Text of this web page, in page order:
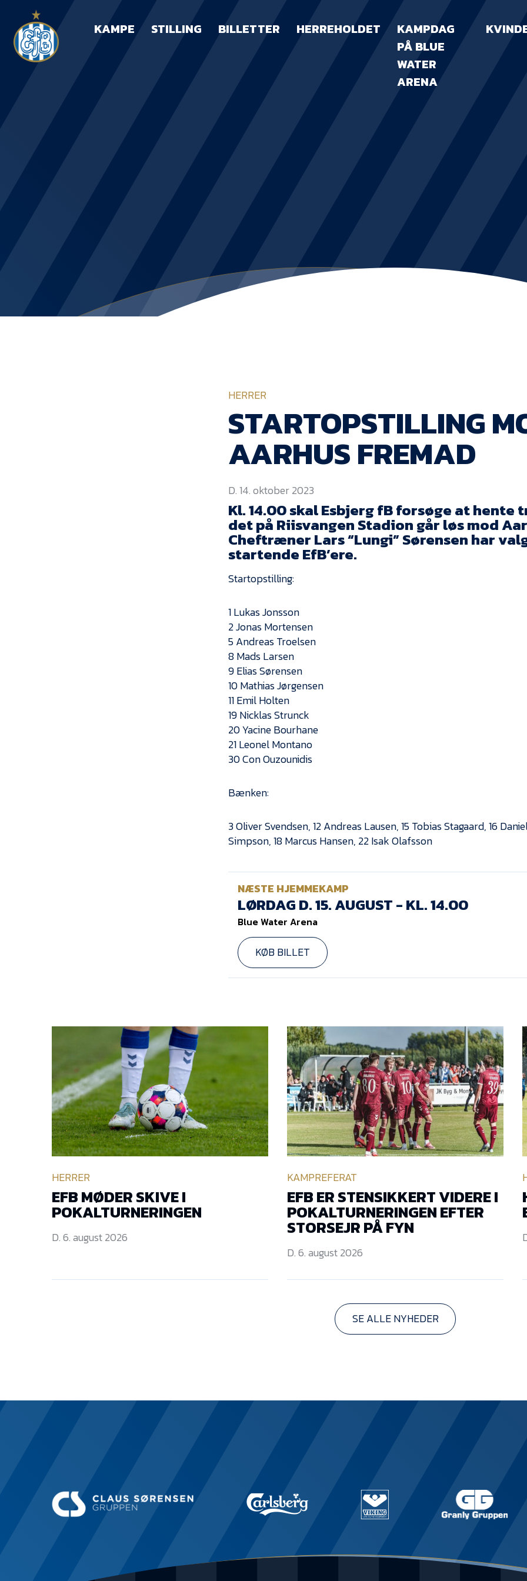
KAMPE STILLING BILLETTER HERREHOLDET
KAMPDAG
PÅ BLUE
WATER
ARENA
HERRER
STARTOPSTILLING
AARHUS FREMAD
D. 14. oktober 2023
Kl. 14.00 skal Esbjerg fB forsøge at hente
det på Riisvangen Stadion går løs mod
Cheftræner Lars “Lungi” Sørensen har
startende EfB’ere.
Startopstilling:
1 Lukas Jonsson
2 Jonas Mortensen
5 Andreas Troelsen
8 Mads Larsen
9 Elias Sørensen
10 Mathias Jørgensen
11 Emil Holten
19 Nicklas Strunck
20 Yacine Bourhane
21 Leonel Montano
30 Con Ouzounidis
Bænken:
3 Oliver Svendsen, 12 Andreas Lausen, 15 Tobias Stagaard, 16
Simpson, 18 Marcus Hansen, 22 Isak Olafsson
NÆSTE HJEMMEKAMP
LØRDAG D. 15. AUGUST - KL. 14.00
Blue Water Arena
KØB BILLET
HERRER
EFB MØDER SKIVE I
POKALTURNERINGEN
D. 6. august 2026
KAMPREFERAT
EFB ER STENSIKKERT VIDERE I
POKALTURNERINGEN EFTER
STORSEJR PÅ FYN
D. 6. august 2026
SE ALLE NYHEDER